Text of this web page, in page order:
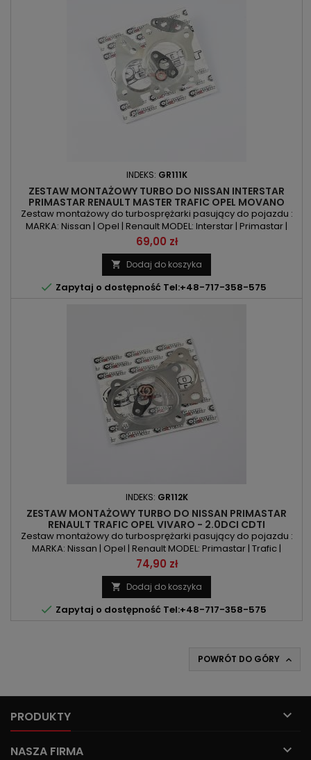
INDEKS: GR111K
ZESTAW MONTAŻOWY TURBO DO NISSAN INTERSTAR
PRIMASTAR RENAULT MASTER TRAFIC OPEL MOVANO
VIVARO - 2.5 DCI/CDTI 146KM/107KW
Zestaw montażowy do turbosprężarki pasujący do pojazdu :
MARKA: Nissan | Opel | Renault MODEL: Interstar | Primastar |
Movano | Vivaro | Master | Trafic KOD SILNIKA: G9U | G9U 630 |
G9U 632 POJEMNOŚĆ: 2464ccm 2.5 DCI / CDTI MOC: 146KM |
107kW
Cena
69,00 zł
 Dodaj do koszyka
 Zapytaj o dostępność Tel:+48-717-358-575
INDEKS: GR112K
ZESTAW MONTAŻOWY TURBO DO NISSAN PRIMASTAR
RENAULT TRAFIC OPEL VIVARO - 2.0DCI CDTI
90KM/114KM
Zestaw montażowy do turbosprężarki pasujący do pojazdu :
MARKA: Nissan | Opel | Renault MODEL: Primastar | Trafic |
Vivaro KOD SILNIKA: M9R780 | M9R782 POJEMNOŚĆ: 1995ccm
2.0 DCI | CDTI MOC: 90KM/66kW | 114KM/84kW
Cena
74,90 zł
 Dodaj do koszyka
 Zapytaj o dostępność Tel:+48-717-358-575
POWRÓT DO GÓRY 
PRODUKTY 
NASZA FIRMA 